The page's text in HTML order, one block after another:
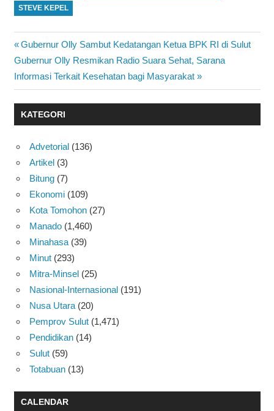
STEVE KEPEL
Navigasi
pos
Previous
Post:
Gubernur Olly Sambut Kedatangan Ketua BPK RI di Sulut
Next
Post:
Gubernur Olly Resmikan Radio Suara Sehat, Sarana
Informasi Terkait Kesehatan bagi Masyarakat
KATEGORI
Advetorial (136)
Artikel (3)
Bitung (7)
Ekonomi (109)
Kota Tomohon (27)
Manado (1,460)
Minahasa (39)
Minut (293)
Mitra-Minsel (25)
Nasional-Internasional (191)
Nusa Utara (20)
Pemprov Sulut (1,471)
Pendidikan (14)
Sulut (59)
Totabuan (13)
CALENDAR